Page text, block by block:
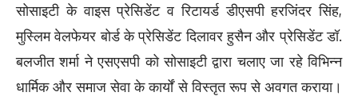
सोसाइटी के वाइस प्रेसिडेंट व रिटायर्ड डीएसपी हरजिंदर सिंह,
मुस्लिम वेलफेयर बोर्ड के प्रेसिडेंट दिलावर हुसैन और प्रेसिडेंट डॉ.
बलजीत शर्मा ने एसएसपी को सोसाइटी द्वारा चलाए जा रहे विभिन्न
धार्मिक और समाज सेवा के कार्यों से विस्तृत रूप से अवगत कराया।